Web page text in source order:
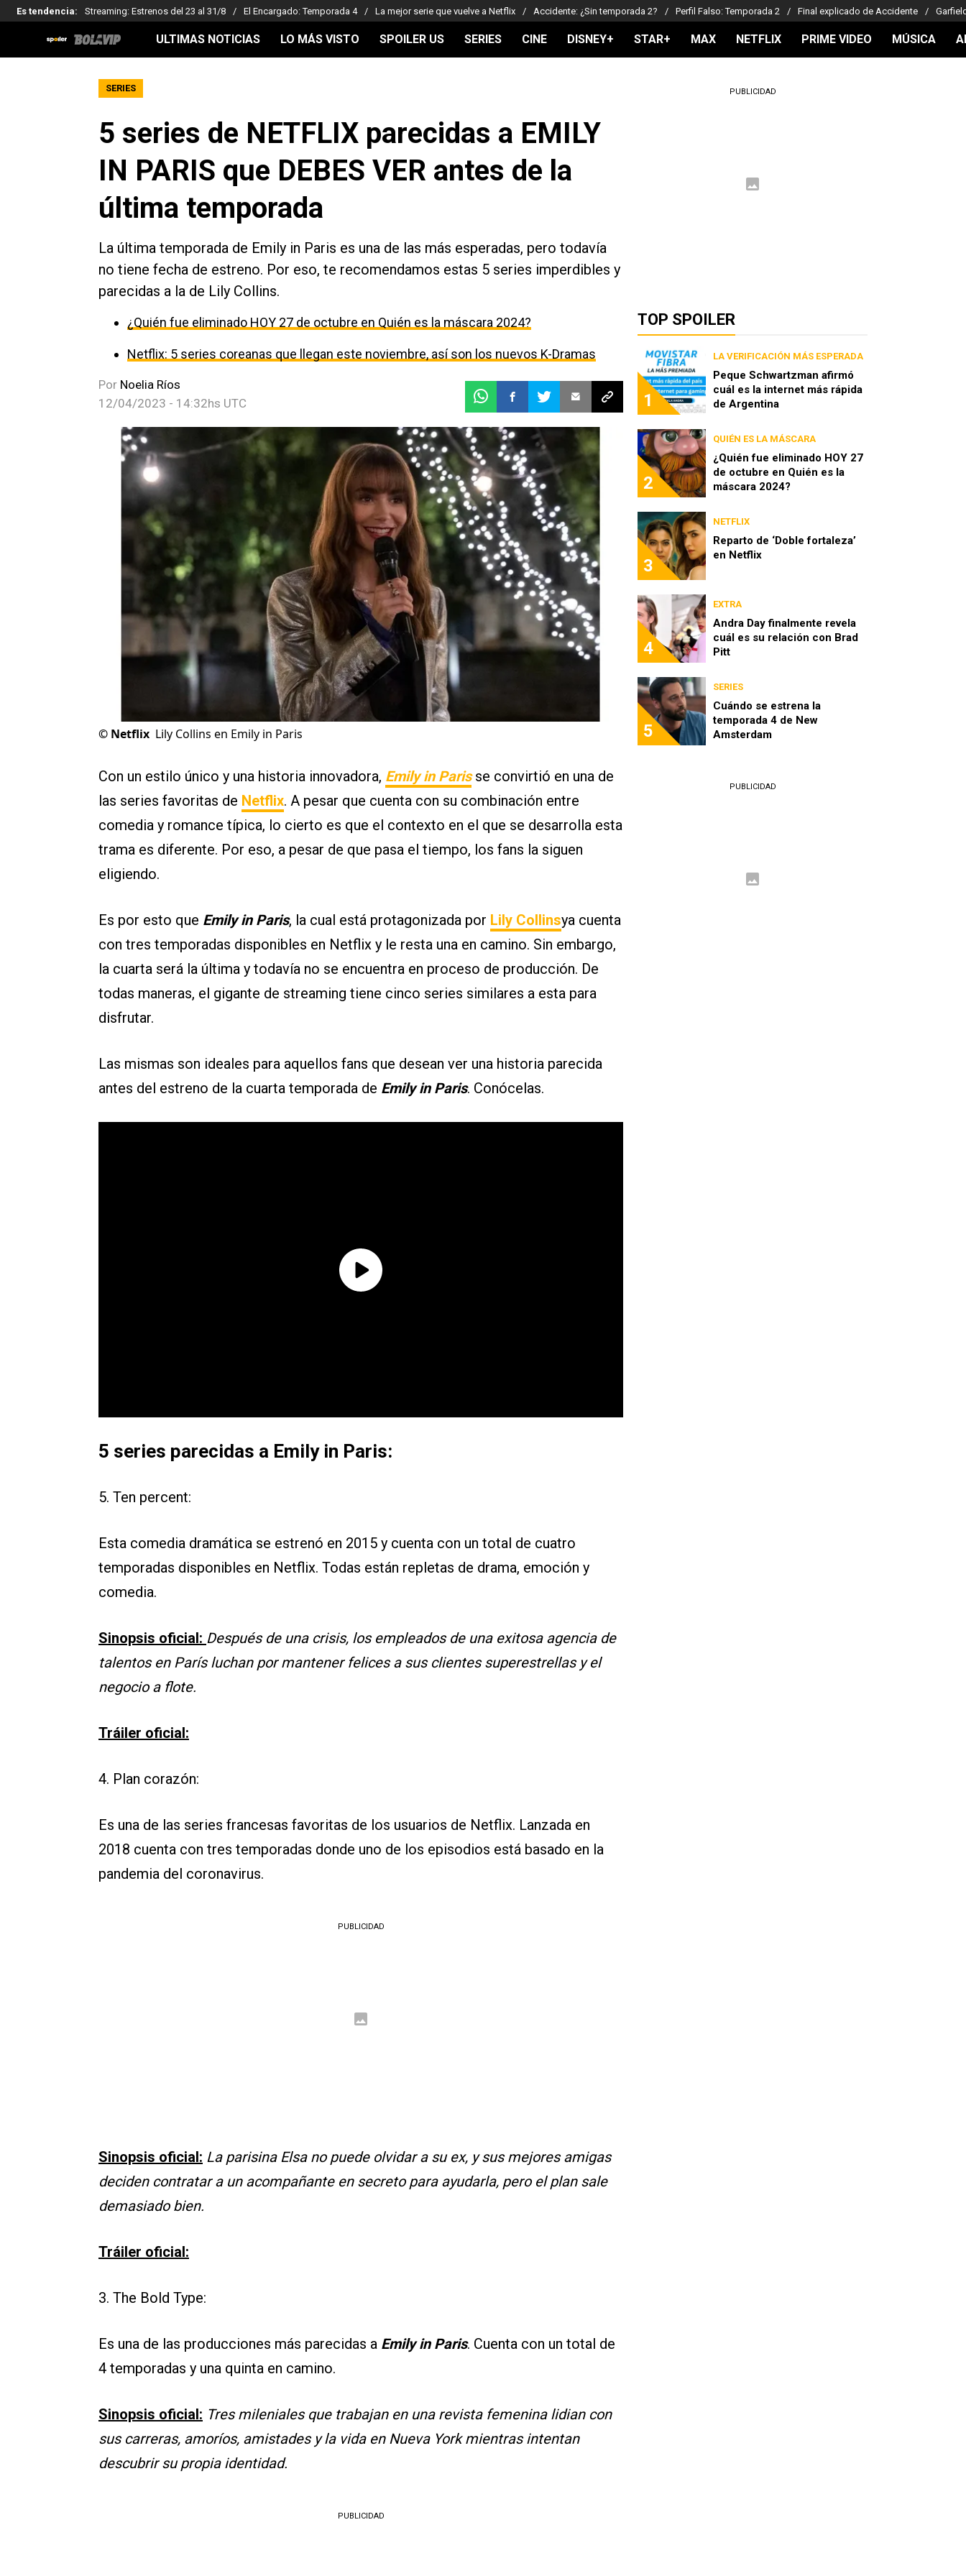
Es tendencia: Streaming: Estrenos del 23 al 31/8 El Encargado: Temporada 4 La mejor serie que vuelve a Netflix Accidente: ¿Sin temporada 2? Perfil Falso: Temporada 2 Final explicado de Accidente
ULTIMAS NOTICIAS LO MÁS VISTO SPOILER US SERIES CINE DISNEY+ STAR+ MAX NETFLIX PRIME VIDEO MÚSICA
SERIES
5 series de NETFLIX parecidas a EMILY
IN PARIS que DEBES VER antes de la
última temporada
La última temporada de Emily in Paris es una de las más esperadas, pero todavía
no tiene fecha de estreno. Por eso, te recomendamos estas 5 series imperdibles y
parecidas a la de Lily Collins.
¿Quién fue eliminado HOY 27 de octubre en Quién es la máscara 2024?
Netflix: 5 series coreanas que llegan este noviembre, así son los nuevos K-Dramas
Por Noelia Ríos
12/04/2023 - 14:32hs UTC
© Netflix Lily Collins en Emily in Paris
Con un estilo único y una historia innovadora, Emily in Paris se convirtió en una de
las series favoritas de Netflix. A pesar que cuenta con su combinación entre
comedia y romance típica, lo cierto es que el contexto en el que se desarrolla esta
trama es diferente. Por eso, a pesar de que pasa el tiempo, los fans la siguen
eligiendo.
Es por esto que Emily in Paris, la cual está protagonizada por Lily Collinsya cuenta
con tres temporadas disponibles en Netflix y le resta una en camino. Sin embargo,
la cuarta será la última y todavía no se encuentra en proceso de producción. De
todas maneras, el gigante de streaming tiene cinco series similares a esta para
disfrutar.
Las mismas son ideales para aquellos fans que desean ver una historia parecida
antes del estreno de la cuarta temporada de Emily in Paris. Conócelas.
5 series parecidas a Emily in Paris:
5. Ten percent:
Esta comedia dramática se estrenó en 2015 y cuenta con un total de cuatro
temporadas disponibles en Netflix. Todas están repletas de drama, emoción y
comedia.
Sinopsis oficial: Después de una crisis, los empleados de una exitosa agencia de
talentos en París luchan por mantener felices a sus clientes superestrellas y el
negocio a flote.
Tráiler oficial:
4. Plan corazón:
Es una de las series francesas favoritas de los usuarios de Netflix. Lanzada en
2018 cuenta con tres temporadas donde uno de los episodios está basado en la
pandemia del coronavirus.
PUBLICIDAD
Sinopsis oficial: La parisina Elsa no puede olvidar a su ex, y sus mejores amigas
deciden contratar a un acompañante en secreto para ayudarla, pero el plan sale
demasiado bien.
Tráiler oficial:
3. The Bold Type:
Es una de las producciones más parecidas a Emily in Paris. Cuenta con un total de
4 temporadas y una quinta en camino.
Sinopsis oficial: Tres mileniales que trabajan en una revista femenina lidian con
sus carreras, amoríos, amistades y la vida en Nueva York mientras intentan
descubrir su propia identidad.
PUBLICIDAD
PUBLICIDAD
TOP SPOILER
1
LA VERIFICACIÓN MÁS ESPERADA
Peque Schwartzman afirmó
cuál es la internet más rápida
de Argentina
2
QUIÉN ES LA MÁSCARA
¿Quién fue eliminado HOY 27
de octubre en Quién es la
máscara 2024?
3
NETFLIX
Reparto de ‘Doble fortaleza’
en Netflix
4
EXTRA
Andra Day finalmente revela
cuál es su relación con Brad
Pitt
5
SERIES
Cuándo se estrena la
temporada 4 de New
Amsterdam
PUBLICIDAD